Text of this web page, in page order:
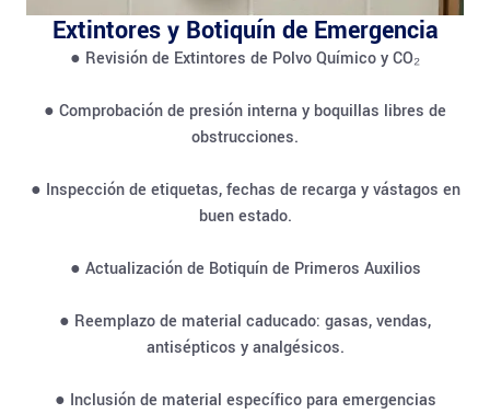
Extintores y Botiquín de Emergencia
● Revisión de Extintores de Polvo Químico y CO₂
● Comprobación de presión interna y boquillas libres de
obstrucciones.
● Inspección de etiquetas, fechas de recarga y vástagos en
buen estado.
● Actualización de Botiquín de Primeros Auxilios
● Reemplazo de material caducado: gasas, vendas,
antisépticos y analgésicos.
● Inclusión de material específico para emergencias